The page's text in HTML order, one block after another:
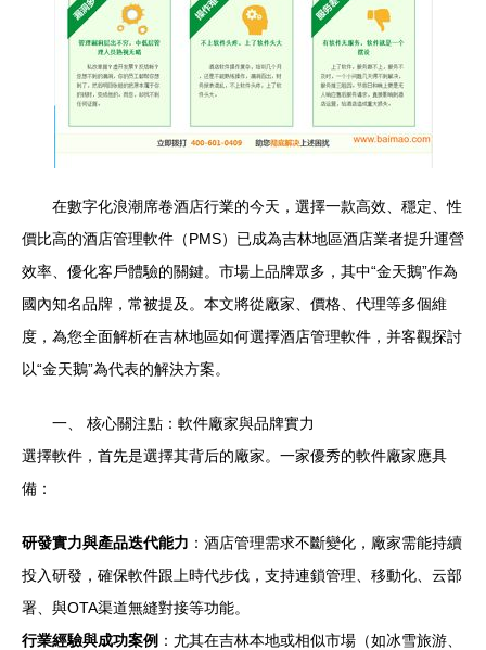
在數字化浪潮席卷酒店行業的今天，選擇一款高效、穩定、性
價比高的酒店管理軟件（PMS）已成為吉林地區酒店業者提升運營
效率、優化客戶體驗的關鍵。市場上品牌眾多，其中“金天鵝”作為
國內知名品牌，常被提及。本文將從廠家、價格、代理等多個維
度，為您全面解析在吉林地區如何選擇酒店管理軟件，并客觀探討
以“金天鵝”為代表的解決方案。
一、 核心關注點：軟件廠家與品牌實力
選擇軟件，首先是選擇其背后的廠家。一家優秀的軟件廠家應具
備：
研發實力與產品迭代能力 ：酒店管理需求不斷變化，廠家需能持續
投入研發，確保軟件跟上時代步伐，支持連鎖管理、移動化、云部
署、與OTA渠道無縫對接等功能。
行業經驗與成功案例 ：尤其在吉林本地或相似市場（如冰雪旅游、